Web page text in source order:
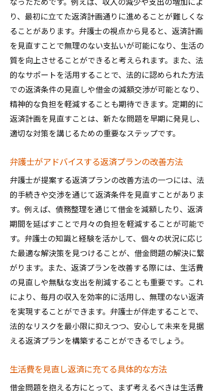
なったためです。例えば、収入の減少や支出の増加によ
り、最初に立てた返済計画通りに進めることが難しくな
ることがあります。弁護士の視点から見ると、返済計画
を見直すことで無理のない支払いが可能になり、生活の
質を向上させることができると考えられます。また、法
的なサポートを活用することで、法的に認められた方法
での返済条件の見直しや借金の減額交渉が可能となり、
精神的な負担を軽減することも期待できます。定期的に
返済計画を見直すことは、新たな問題を早期に発見し、
適切な対策を講じるための重要なステップです。
弁護士がアドバイスする返済プランの改善方法
弁護士が提案する返済プランの改善方法の一つには、法
的手続きや交渉を通じて返済条件を見直すことがありま
す。例えば、債務整理を通じて借金を減額したり、返済
期間を延ばすことで月々の負担を軽減することが可能で
す。弁護士の知識と経験を活かして、個々の状況に応じ
た最適な解決策を見つけることが、借金問題の解決に繋
がります。また、返済プランを改善する際には、生活費
の見直しや無駄な支出を削減することも重要です。これ
により、毎月の収入を効率的に活用し、無理のない返済
を実現することができます。弁護士が伴走することで、
法的なリスクを最小限に抑えつつ、安心して未来を見据
える返済プランを構築することができるでしょう。
生活費を見直し返済に充てる具体的な方法
借金問題を抱える方にとって、まず考えるべきは生活費